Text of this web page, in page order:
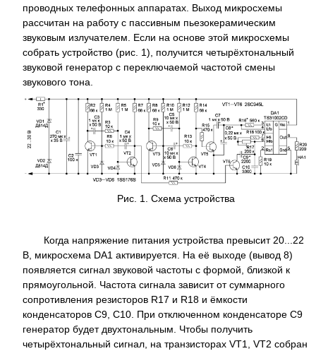
проводных телефонных аппаратах. Выход микросхемы
рассчитан на работу с пассивным пьезокерамическим
звуковым излучателем. Если на основе этой микросхемы
собрать устройство (рис. 1), получится четырёхтональный
звуковой генератор с переключаемой частотой смены
звукового тона.
Рис. 1. Схема устройства
Когда напряжение питания устройства превысит 20...22
В, микросхема DA1 активируется. На её выходе (вывод 8)
появляется сигнал звуковой частоты с формой, близкой к
прямоугольной. Частота сигнала зависит от суммарного
сопротивления резисторов R17 и R18 и ёмкости
конденсаторов C9, C10. При отключенном конденсаторе C9
генератор будет двухтональным. Чтобы получить
четырёхтональный сигнал, на транзисторах VT1, VT2 собран